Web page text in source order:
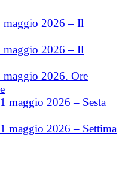
maggio 2026 – Il
maggio 2026 – Il
2026. Ore
maggio 2026 – Sesta
maggio 2026 – Settima